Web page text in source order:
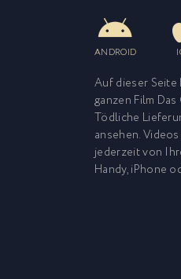
ANDROID
Auf dieser Seite
ganzen Film
Tödliche
ansehen.
jederzeit von
Handy, iPhone